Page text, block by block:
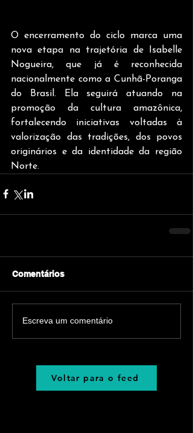
O encerramento do ciclo marca uma
nova etapa na trajetória de Isabelle
Nogueira, que já é reconhecida
nacionalmente como a Cunhã-Poranga
do Brasil. Ela seguirá atuando na
promoção da cultura amazônica,
fortalecendo iniciativas voltadas à
valorização das tradições, dos povos
originários e da identidade da região
Norte.
Comentários
Escreva um comentário
Voltar para o feed